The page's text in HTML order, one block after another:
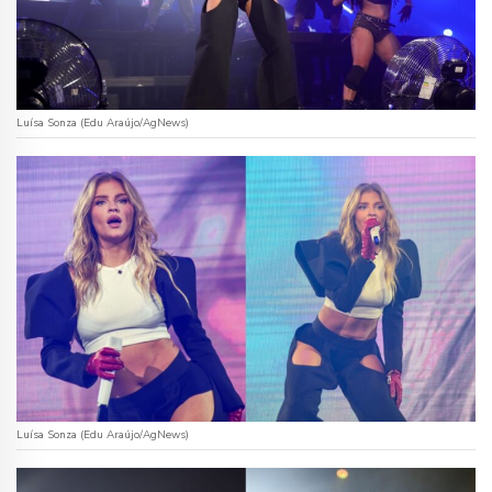
Luísa Sonza (Edu Araújo/AgNews)
Luísa Sonza (Edu Araújo/AgNews)